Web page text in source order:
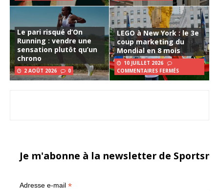
Le pari risqué d’On
Running : vendre une
sensation plutôt qu’un
chrono
2 AOÛT 2026 0
LEGO à New York : le 3e
coup marketing du
Mondial en 8 mois
10 JUILLET 2026
COMMENTAIRES FERMÉS
Je m'abonne à la newsletter de
Adresse e-mail *